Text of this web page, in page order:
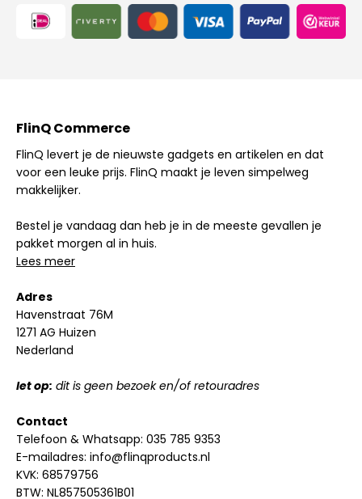
FlinQ Commerce
FlinQ levert je de nieuwste gadgets en artikelen en dat
voor een leuke prijs. FlinQ maakt je leven simpelweg
makkelijker.
Bestel je vandaag dan heb je in de meeste gevallen je
pakket morgen al in huis.
Lees meer
Adres
Havenstraat 76M
1271 AG Huizen
Nederland
let op: dit is geen bezoek en/of retouradres
Contact
Telefoon & Whatsapp: 035 785 9353
E-mailadres: info@flinqproducts.nl
KVK: 68579756
BTW: NL857505361B01